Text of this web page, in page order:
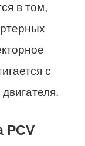
в том,
с
PCV